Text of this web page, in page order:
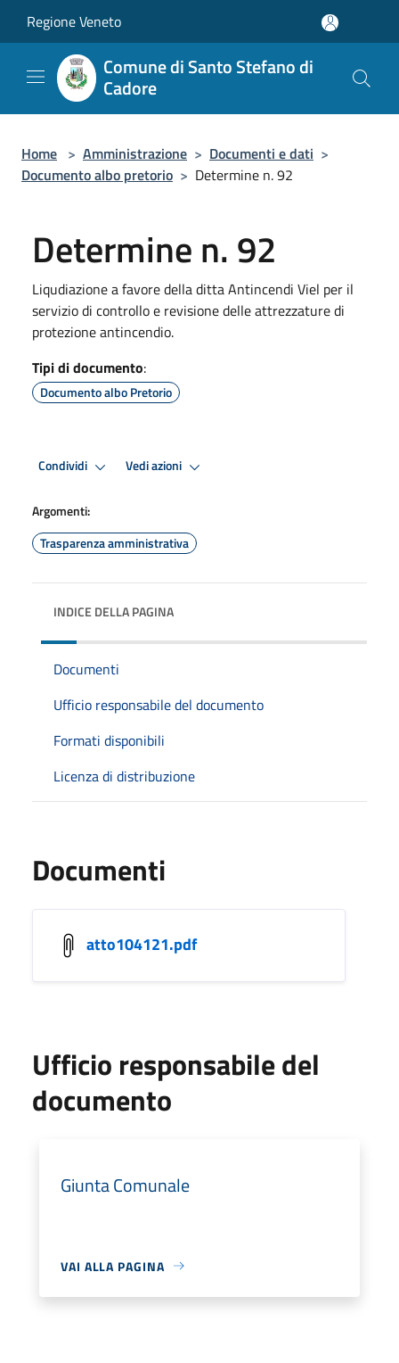
Regione Veneto
Comune di Santo Stefano di
Cadore
Home > Amministrazione > Documenti e dati >
Documento albo pretorio > Determine n. 92
Determine n. 92
Liqudiazione a favore della ditta Antincendi Viel per il
servizio di controllo e revisione delle attrezzature di
protezione antincendio.
Tipi di documento:
Documento albo Pretorio
Condividi Vedi azioni
Argomenti:
Trasparenza amministrativa
INDICE DELLA PAGINA
Documenti
Ufficio responsabile del documento
Formati disponibili
Licenza di distribuzione
Documenti
atto104121.pdf
Ufficio responsabile del
documento
Giunta Comunale
VAI ALLA PAGINA